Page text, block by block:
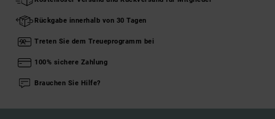
Rückgabe innerhalb von 30 Tagen
Treten Sie dem Treueprogramm bei
100% sichere Zahlung
Brauchen Sie Hilfe?